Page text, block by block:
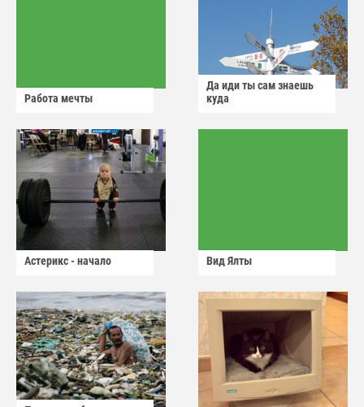
Работа мечты
Да иди ты сам знаешь
куда
Астерикс - начало Вид Ялты